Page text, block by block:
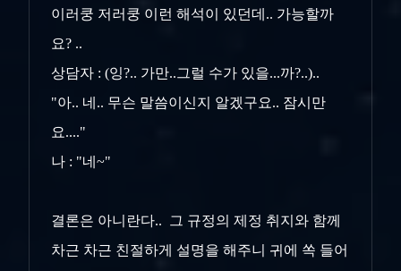
이러쿵 저러쿵 이런 해석이 있던데.. 가능할까
요? ..
상담자 : (잉?.. 가만..그럴 수가 있을...까?..)..
"아.. 네.. 무슨 말씀이신지 알겠구요.. 잠시만
요...."
나 : "네~"
결론은 아니란다.. 그 규정의 제정 취지와 함께
차근 차근 친절하게 설명을 해주니 귀에 쏙 들어